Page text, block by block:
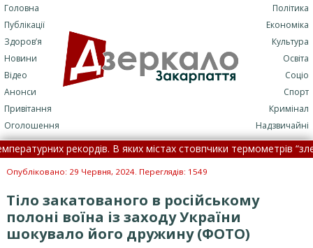
Головна
Публікації
Здоров’я
Новини
Відео
Анонси
Привітання
Оголошення
Політика
Економіка
Культура
Освіта
Соціо
Спорт
Кримінал
Надзвичайні
рекордів. В яких містах стовпчики термометрів “злетіли”
швидко оформити допомогу від держави • Війна забрала
Опубліковано: 29 Червня, 2024. Переглядів: 1549
Тіло закатованого в російському
полоні воїна із заходу України
шокувало його дружину (ФОТО)